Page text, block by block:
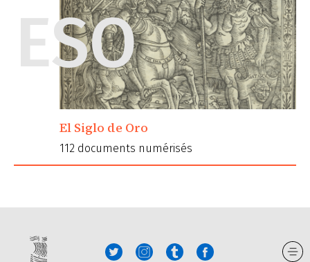
ESO
El Siglo de Oro
112 documents numérisés